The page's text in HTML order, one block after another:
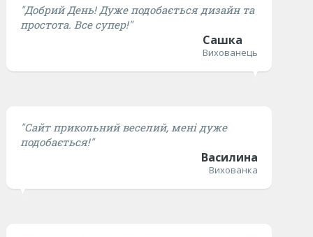
"Добрий День! Дуже подобається дизайн та
простота. Все супер!"
Сашка
Вихованець
"Сайт прикольний веселий, мені дуже
подобається!"
Василина
Вихованка